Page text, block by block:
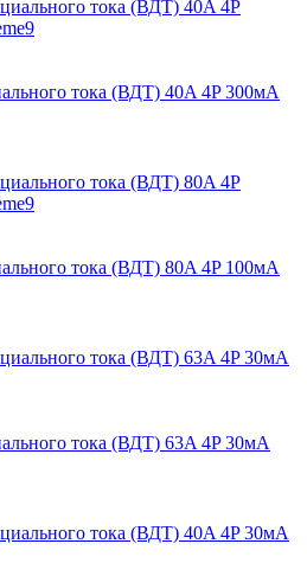
тока (ВДТ) 40A 4P 300мА
тока (ВДТ) 80A 4P 100мА
тока (ВДТ) 63A 4P 30мА